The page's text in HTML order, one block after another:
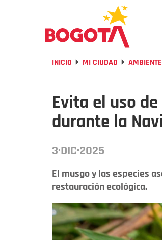
INICIO MI CIUDAD AMBIENTE
Evita el uso
durante la
3·DIC·2025
El musgo y las especies
restauración ecológica.